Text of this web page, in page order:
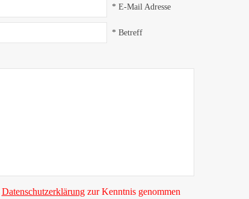
* E-Mail Adresse
* Betreff
Datenschutzerklärungzur Kenntnis genommen